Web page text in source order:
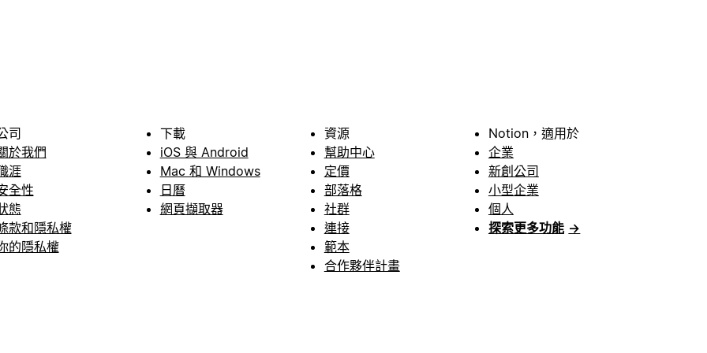
司
於我們
涯
全性
態
款和隱私權
的隱私權
下載
iOS 與 Android
Mac 和 Windows
日曆
網頁擷取器
資源
幫助中心
定價
部落格
社群
連接
範本
合作夥伴計畫
Notion，適用於
企業
新創公司
小型企業
個人
探索更多功能 →